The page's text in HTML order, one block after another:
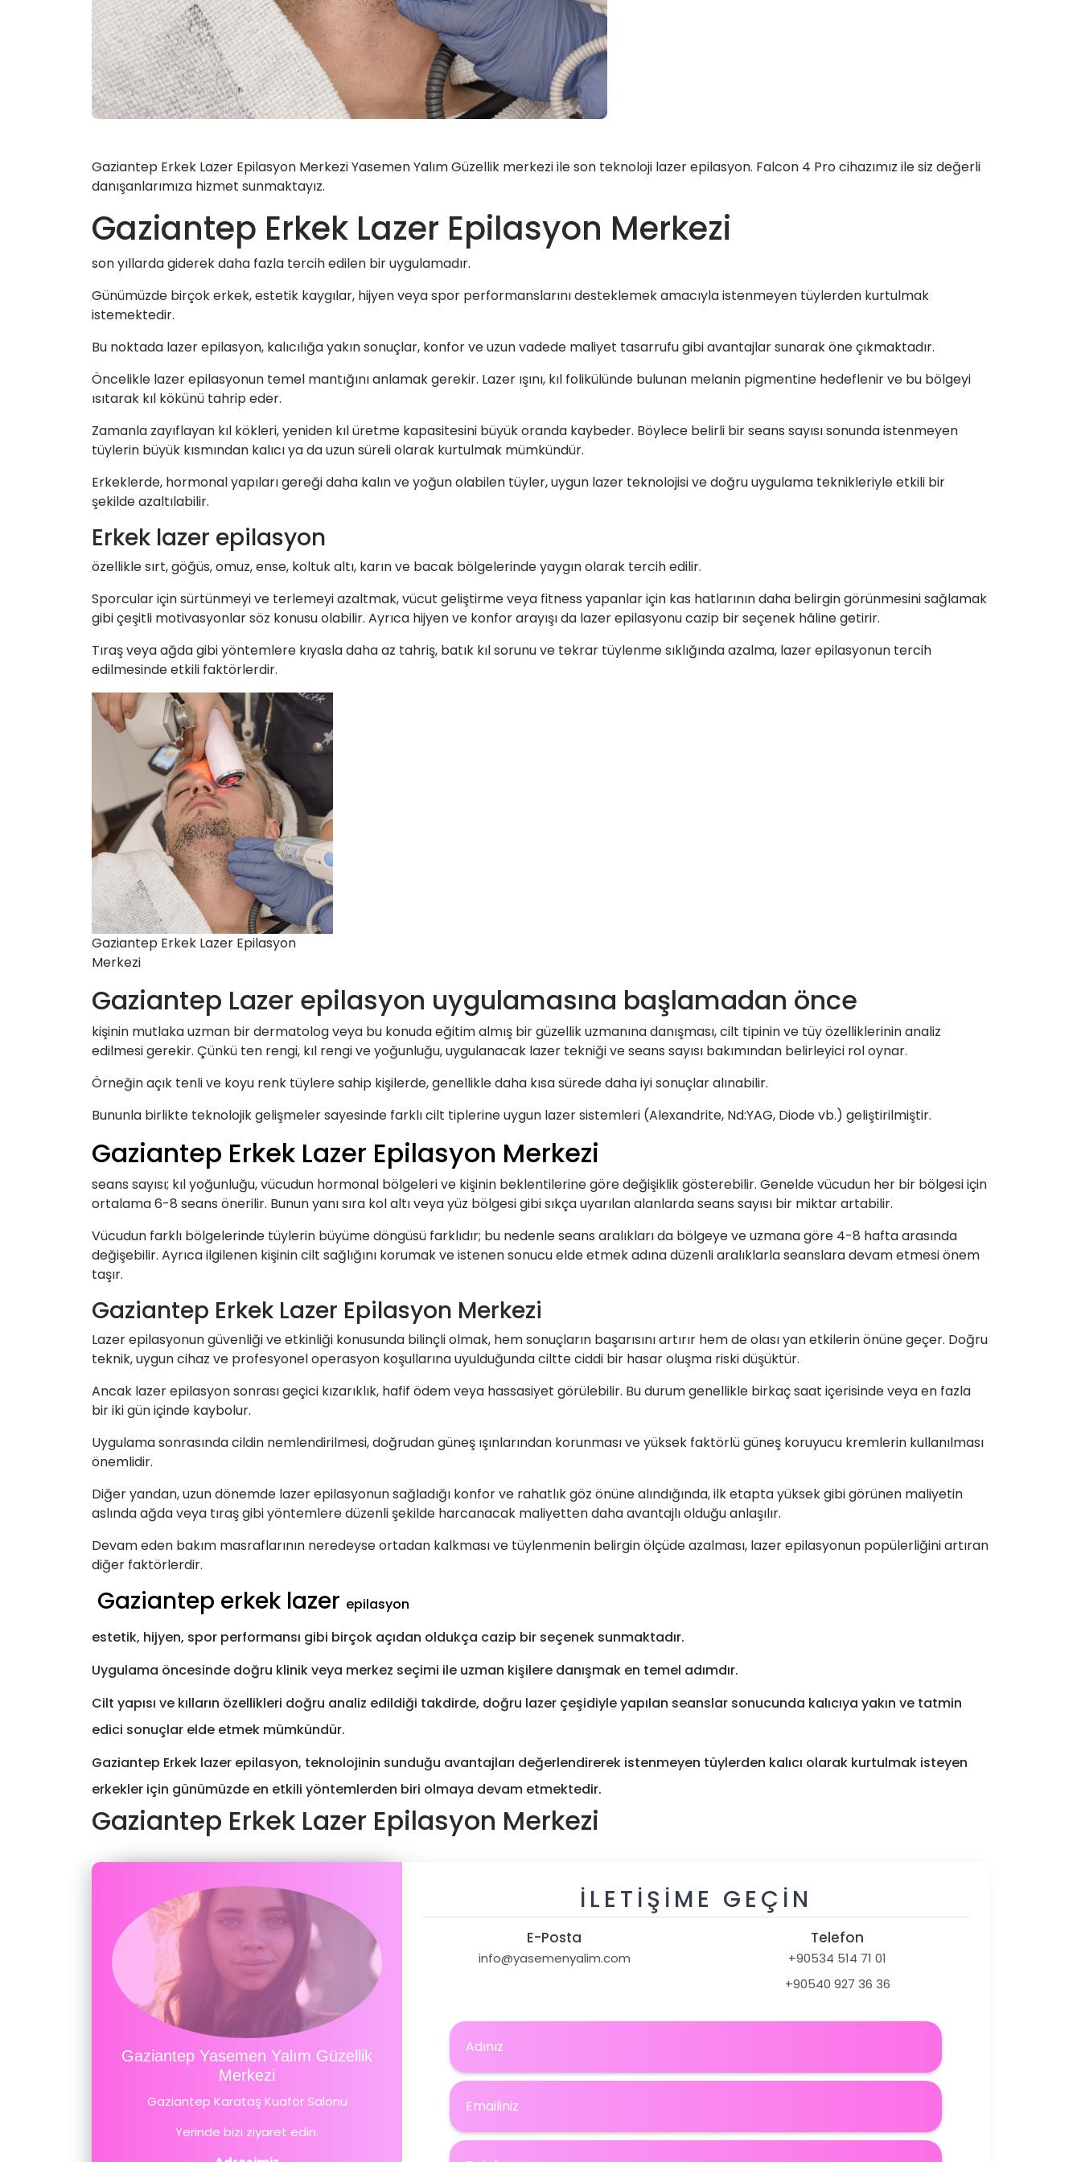
Gaziantep Erkek Lazer Epilasyon Merkezi Yasemen Yalım Güzellik merkezi ile son teknoloji lazer epilasyon. Falcon 4 Pro cihazımız ile siz değerli
danışanlarımıza hizmet sunmaktayız.
Gaziantep Erkek Lazer Epilasyon Merkezi
son yıllarda giderek daha fazla tercih edilen bir uygulamadır.
Günümüzde birçok erkek, estetik kaygılar, hijyen veya spor performanslarını desteklemek amacıyla istenmeyen tüylerden kurtulmak
istemektedir.
Bu noktada lazer epilasyon, kalıcılığa yakın sonuçlar, konfor ve uzun vadede maliyet tasarrufu gibi avantajlar sunarak öne çıkmaktadır.
Öncelikle lazer epilasyonun temel mantığını anlamak gerekir. Lazer ışını, kıl folikülünde bulunan melanin pigmentine hedeflenir ve bu bölgeyi
ısıtarak kıl kökünü tahrip eder.
Zamanla zayıflayan kıl kökleri, yeniden kıl üretme kapasitesini büyük oranda kaybeder. Böylece belirli bir seans sayısı sonunda istenmeyen
tüylerin büyük kısmından kalıcı ya da uzun süreli olarak kurtulmak mümkündür.
Erkeklerde, hormonal yapıları gereği daha kalın ve yoğun olabilen tüyler, uygun lazer teknolojisi ve doğru uygulama teknikleriyle etkili bir
şekilde azaltılabilir.
Erkek lazer epilasyon
özellikle sırt, göğüs, omuz, ense, koltuk altı, karın ve bacak bölgelerinde yaygın olarak tercih edilir.
Sporcular için sürtünmeyi ve terlemeyi azaltmak, vücut geliştirme veya fitness yapanlar için kas hatlarının daha belirgin görünmesini sağlamak
gibi çeşitli motivasyonlar söz konusu olabilir. Ayrıca hijyen ve konfor arayışı da lazer epilasyonu cazip bir seçenek hâline getirir.
Tıraş veya ağda gibi yöntemlere kıyasla daha az tahriş, batık kıl sorunu ve tekrar tüylenme sıklığında azalma, lazer epilasyonun tercih
edilmesinde etkili faktörlerdir.
Gaziantep Erkek Lazer Epilasyon
Merkezi
Gaziantep Lazer epilasyon uygulamasına başlamadan önce
kişinin mutlaka uzman bir dermatolog veya bu konuda eğitim almış bir güzellik uzmanına danışması, cilt tipinin ve tüy özelliklerinin analiz
edilmesi gerekir. Çünkü ten rengi, kıl rengi ve yoğunluğu, uygulanacak lazer tekniği ve seans sayısı bakımından belirleyici rol oynar.
Örneğin açık tenli ve koyu renk tüylere sahip kişilerde, genellikle daha kısa sürede daha iyi sonuçlar alınabilir.
Bununla birlikte teknolojik gelişmeler sayesinde farklı cilt tiplerine uygun lazer sistemleri (Alexandrite, Nd:YAG, Diode vb.) geliştirilmiştir.
Gaziantep Erkek Lazer Epilasyon Merkezi
seans sayısı; kıl yoğunluğu, vücudun hormonal bölgeleri ve kişinin beklentilerine göre değişiklik gösterebilir. Genelde vücudun her bir bölgesi için
ortalama 6-8 seans önerilir. Bunun yanı sıra kol altı veya yüz bölgesi gibi sıkça uyarılan alanlarda seans sayısı bir miktar artabilir.
Vücudun farklı bölgelerinde tüylerin büyüme döngüsü farklıdır; bu nedenle seans aralıkları da bölgeye ve uzmana göre 4-8 hafta arasında
değişebilir. Ayrıca ilgilenen kişinin cilt sağlığını korumak ve istenen sonucu elde etmek adına düzenli aralıklarla seanslara devam etmesi önem
taşır.
Gaziantep Erkek Lazer Epilasyon Merkezi
Lazer epilasyonun güvenliği ve etkinliği konusunda bilinçli olmak, hem sonuçların başarısını artırır hem de olası yan etkilerin önüne geçer. Doğru
teknik, uygun cihaz ve profesyonel operasyon koşullarına uyulduğunda ciltte ciddi bir hasar oluşma riski düşüktür.
Ancak lazer epilasyon sonrası geçici kızarıklık, hafif ödem veya hassasiyet görülebilir. Bu durum genellikle birkaç saat içerisinde veya en fazla
bir iki gün içinde kaybolur.
Uygulama sonrasında cildin nemlendirilmesi, doğrudan güneş ışınlarından korunması ve yüksek faktörlü güneş koruyucu kremlerin kullanılması
önemlidir.
Diğer yandan, uzun dönemde lazer epilasyonun sağladığı konfor ve rahatlık göz önüne alındığında, ilk etapta yüksek gibi görünen maliyetin
aslında ağda veya tıraş gibi yöntemlere düzenli şekilde harcanacak maliyetten daha avantajlı olduğu anlaşılır.
Devam eden bakım masraflarının neredeyse ortadan kalkması ve tüylenmenin belirgin ölçüde azalması, lazer epilasyonun popülerliğini artıran
diğer faktörlerdir.
Gaziantep erkek lazer epilasyon
estetik, hijyen, spor performansı gibi birçok açıdan oldukça cazip bir seçenek sunmaktadır.
Uygulama öncesinde doğru klinik veya merkez seçimi ile uzman kişilere danışmak en temel adımdır.
Cilt yapısı ve kılların özellikleri doğru analiz edildiği takdirde, doğru lazer çeşidiyle yapılan seanslar sonucunda kalıcıya yakın ve tatmin
edici sonuçlar elde etmek mümkündür.
Gaziantep Erkek lazer epilasyon, teknolojinin sunduğu avantajları değerlendirerek istenmeyen tüylerden kalıcı olarak kurtulmak isteyen
erkekler için günümüzde en etkili yöntemlerden biri olmaya devam etmektedir.
Gaziantep Erkek Lazer Epilasyon Merkezi
Gaziantep Yasemen Yalım Güzellik
Merkezi
Gaziantep Karataş Kuaför Salonu
Yerinde bizi ziyaret edin.
İLETIŞIME GEÇIN
E-Posta
info@yasemenyalim.com
Telefon
+90534 514 71 01
+90540 927 36 36